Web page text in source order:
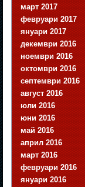
март 2017
февруари 2017
януари 2017
декември 2016
ноември 2016
октомври 2016
септември 2016
август 2016
юли 2016
юни 2016
май 2016
април 2016
март 2016
февруари 2016
януари 2016